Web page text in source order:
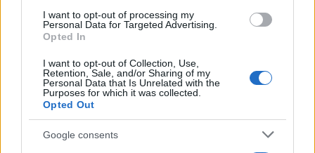
I want to opt-out of processing my
Personal Data for Targeted Advertising.
Opted In
I want to opt-out of Collection, Use,
Retention, Sale, and/or Sharing of my
Personal Data that Is Unrelated with the
Purposes for which it was collected.
Opted Out
Google consents
Πρώτον, η επιδότηση δίνεται για δαπάνες που
ότι θα πρέπει να επιβληθεί και ο ΦΠΑ που αναλογεί.
Δεύτερον, τα 300 ευρώ ανά τετραγωνικό μέτρο φαντάζουν
πολλά, όμως η πληθωριστική κρίση έχει εκτινάξει το κόστος
ανακαίνισης ακινήτων, οπότε μένει να φανεί αν θα υπάρξουν
ενδιαφερόμενοι ικανοί να καλύψουν τη διαφορά με ίδιους
πόρους.